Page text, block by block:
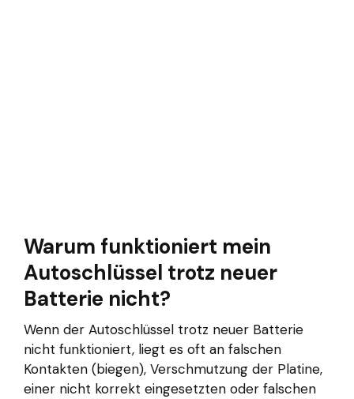
Warum funktioniert mein
Autoschlüssel trotz neuer
Batterie nicht?
Wenn der Autoschlüssel trotz neuer Batterie
nicht funktioniert, liegt es oft an falschen
Kontakten (biegen), Verschmutzung der Platine,
einer nicht korrekt eingesetzten oder falschen